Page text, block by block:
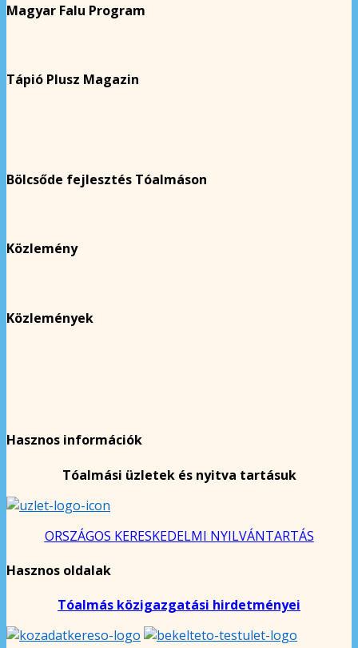
Magyar Falu Program
Tápió Plusz Magazin
Bölcsőde fejlesztés Tóalmáson
Közlemény
Közlemények
Hasznos információk
Tóalmási üzletek és nyitva tartásuk
ORSZÁGOS KERESKEDELMI NYILVÁNTARTÁS
Hasznos oldalak
Tóalmás közigazgatási hirdetményei